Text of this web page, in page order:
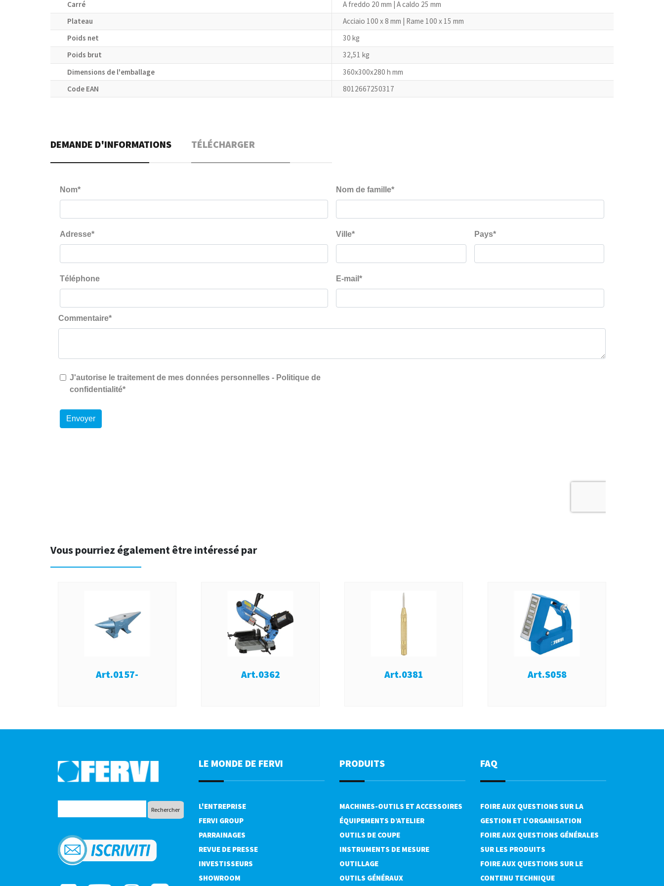
Carré
A freddo 20 mm | A caldo 25 mm
Plateau
Acciaio 100 x 8 mm | Rame 100 x 15 mm
Poids net
30 kg
Poids brut
32,51 kg
Dimensions de l'emballage
360x300x280 h mm
Code EAN
8012667250317
DEMANDE D'INFORMATIONS TÉLÉCHARGER
Vous pourriez également être intéressé par
Art.0157- Art.0362 Art.0381 Art.S058
LE MONDE DE FERVI
L'ENTREPRISE
FERVI GROUP
PARRAINAGES
REVUE DE PRESSE
INVESTISSEURS
SHOWROOM
PRODUITS
MACHINES-OUTILS ET ACCESSOIRES
ÉQUIPEMENTS D’ATELIER
OUTILS DE COUPE
INSTRUMENTS DE MESURE
OUTILLAGE
OUTILS GÉNÉRAUX
FAQ
FOIRE AUX QUESTIONS SUR LA
GESTION ET L'ORGANISATION
FOIRE AUX QUESTIONS GÉNÉRALES
SUR LES PRODUITS
FOIRE AUX QUESTIONS SUR LE
CONTENU TECHNIQUE